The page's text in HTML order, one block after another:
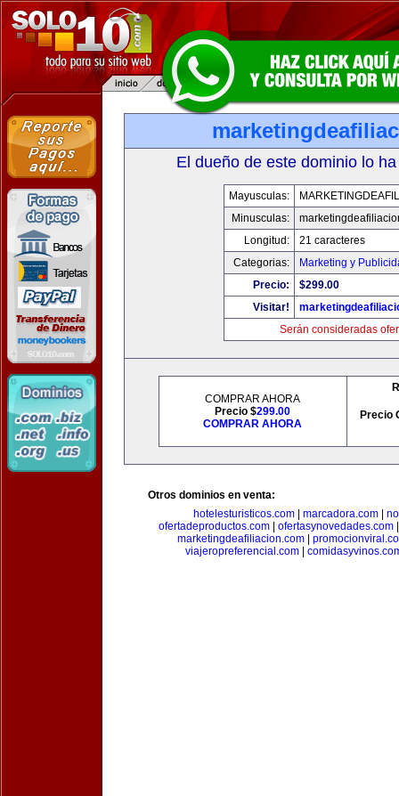
El dueño de este dominio lo
Mayusculas:
Minusculas:
Longitud:
21 caracteres
Categorias:
Marketing y
Precio:
$299.00
Visitar!
Serán consideradas
COMPRAR AHORA
Precio $299.00
COMPRAR AHORA
Precio
Otros dominios en venta:
hotelesturisticos.com
marcadora.com
ofertadeproductos.com| ofertasynovedades.com
marketingdeafiliacion.com|
viajeropreferencial.com